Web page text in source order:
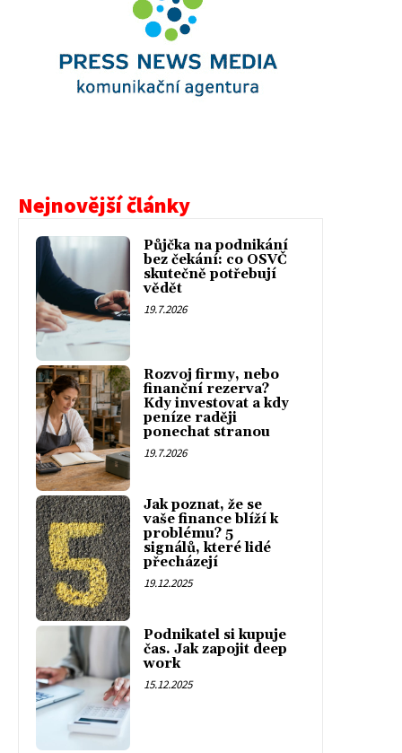
Nejnovější články
Půjčka na podnikání
bez čekání: co OSVČ
skutečně potřebují
vědět
19.7.2026
Rozvoj firmy, nebo
finanční rezerva?
Kdy investovat a kdy
peníze raději
ponechat stranou
19.7.2026
Jak poznat, že se
vaše finance blíží k
problému? 5
signálů, které lidé
přecházejí
19.12.2025
Podnikatel si kupuje
čas. Jak zapojit deep
work
15.12.2025